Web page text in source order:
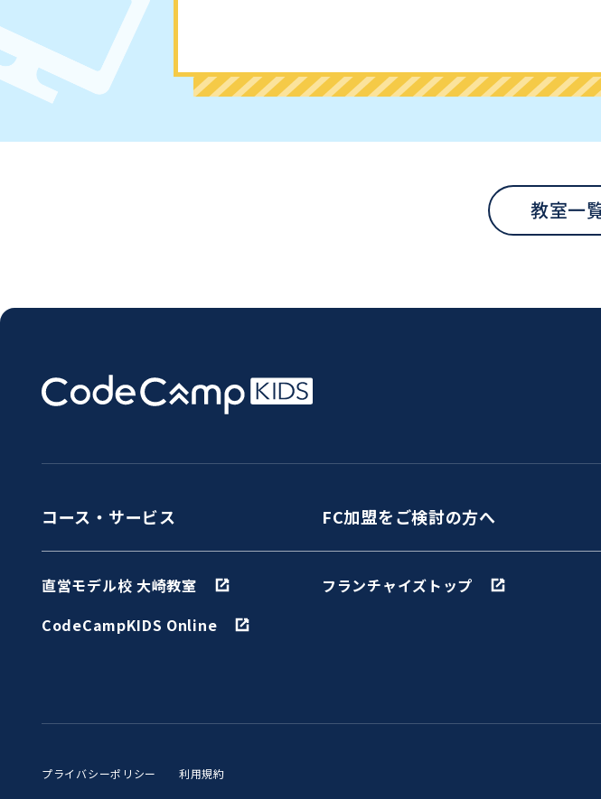
教室一
コース・サービス
直営モデル校 大崎教室
CodeCampKIDS Online
FC加盟をご検討の方へ
フランチャイズトップ
プライバシーポリシー 利用規約